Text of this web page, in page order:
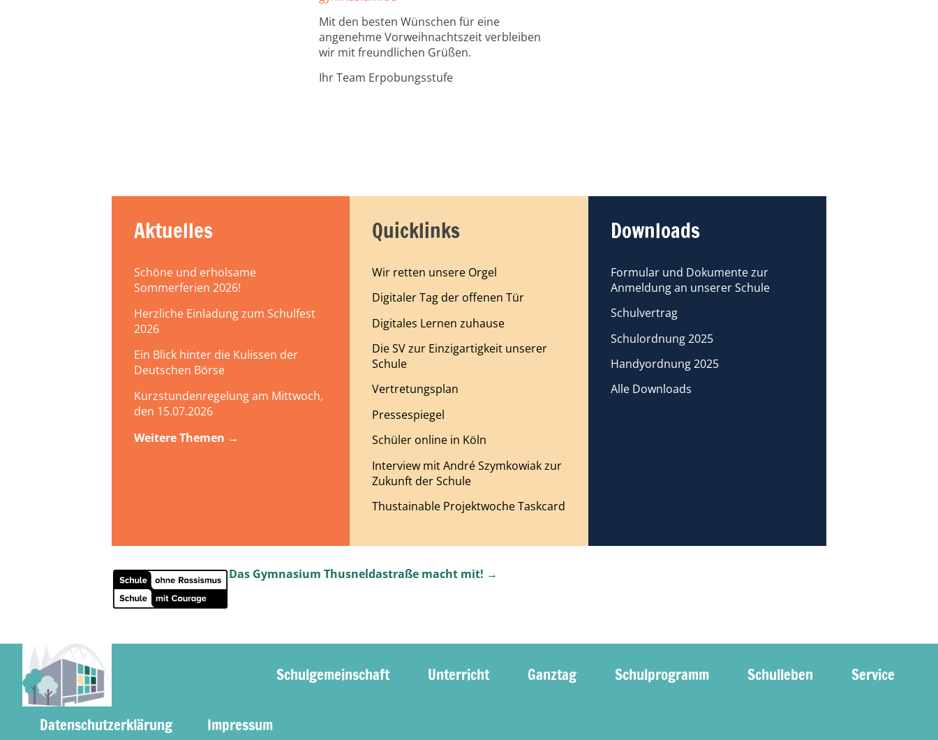
Mit den besten Wünschen für eine
angenehme Vorweihnachtszeit verbleiben
wir mit freundlichen Grüßen.
Ihr Team Erpobungsstufe
Aktuelles
Schöne und erholsame
Sommerferien 2026!
Herzliche Einladung zum Schulfest
2026
Ein Blick hinter die Kulissen der
Deutschen Börse
Kurzstundenregelung am Mittwoch,
den 15.07.2026
Weitere Themen →
Quicklinks
Wir retten unsere Orgel
Digitaler Tag der offenen Tür
Digitales Lernen zuhause
Die SV zur Einzigartigkeit unserer
Schule
Vertretungsplan
Pressespiegel
Schüler online in Köln
Interview mit André Szymkowiak zur
Zukunft der Schule
Thustainable Projektwoche Taskcard
Downloads
Formular und Dokumente zur
Anmeldung an unserer Schule
Schulvertrag
Schulordnung 2025
Handyordnung 2025
Alle Downloads
Das Gymnasium Thusneldastraße macht mit! →
Schulgemeinschaft Unterricht Ganztag Schulprogramm Schulleben Service
Datenschutzerklärung Impressum